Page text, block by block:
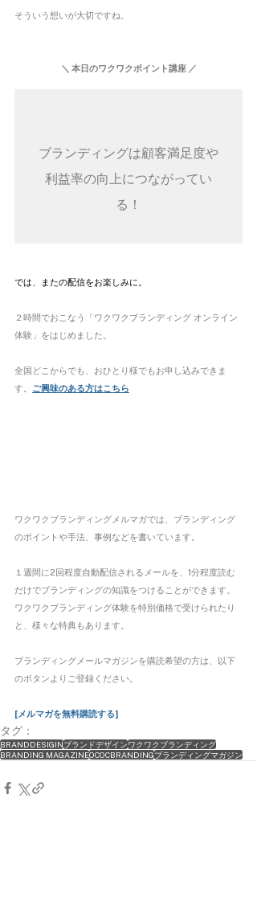
そういう想いが大切ですね。
＼ 本日のワクワクポイント講座 ／
ブランディングは顧客満足度や
利益率の向上につながってい
る！
では、またの配信をお楽しみに。
２時間でおこなう「ワクワクブランディング オンライン
体験」をはじめました。
全国どこからでも、おひとり様でもお申し込みできま
す。 ご興味のある方はこちら
ワクワクブランディングメルマガでは、ブランディング
のポイントや手法、事例などを書いています。
１週間に2回程度自動配信されるメールを、1分程度読む
だけでブランディングの知識をつけることができます。
ワクワクブランディング体験を特別価格で受けられたり
と、様々な特典もあります。
ブランディングメールマガジンを購読希望の方は、以下
のボタンよりご登録ください。
[メルマガを無料購読する]
タグ：
BRANDDESIGINブランドデザインワクワクブランディング
BRANDING MAGAZINEOCOCBRANDINGブランディングマガジン